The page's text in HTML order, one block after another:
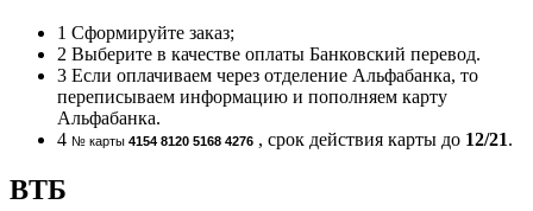
1 Сформируйте заказ;
2 Выберите в качестве оплаты Банковский перевод.
3 Если оплачиваем через отделение Альфабанка, то
переписываем информацию и пополняем карту
Альфабанка.
4 № карты 4154 8120 5168 4276 , срок действия карты до 12/21.
ВТБ